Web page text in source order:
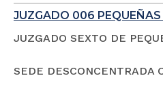
JUZGADO 006
JUZGADO SEXTO DE
SEDE DESCONCENTRADA